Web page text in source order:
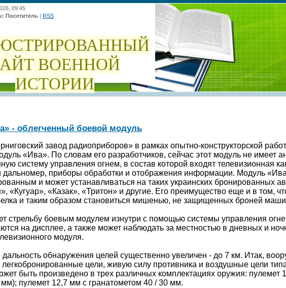
09:45
Посетитель | RSS
ВОЕННОЙ
ИСТОРИИ
- облегченный боевой модуль
завод радиоприборов» в рамках опытно-конструкторской
«Ива». По словам его разработчиков, сейчас этот модуль не имеет
систему управления огнем, в состав которой входят телевизионная
дальномер, приборы обработки и отображения информации. Модуль
и может устанавливаться на таких украинских бронированных
«Кугуар», «Казак», «Тритон» и другие. Его преимущество еще и в том,
и таким образом становиться мишенью, не защищенных броней
стрельбу боевым модулем изнутри с помощью системы управления
на дисплее, а также может наблюдать за местностью в дневных и
модуля.
дальность обнаружения целей существенно увеличен - до 7 км. Итак,
легкобронированные цели, живую силу противника и воздушные цели
быть произведено в трех различных комплектациях оружия: пулемет
пулемет 12,7 мм с гранатометом 40 / 30 мм.